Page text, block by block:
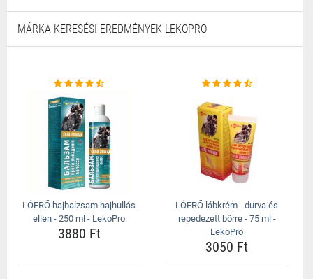
MÁRKA KERESÉSI EREDMÉNYEK LEKOPRO
LÓERŐ hajbalzsam hajhullás
ellen - 250 ml - LekoPro
3880 Ft
LÓERŐ lábkrém - durva és
repedezett bőrre - 75 ml -
LekoPro
3050 Ft